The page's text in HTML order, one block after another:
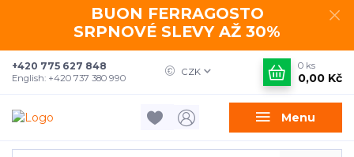
BUON FERRAGOSTO
SRPNOVÉ SLEVY AŽ 30%
Menu
CZK
+420 775 627 848
English: +420 737 380 990
0 ks
0,00 Kč